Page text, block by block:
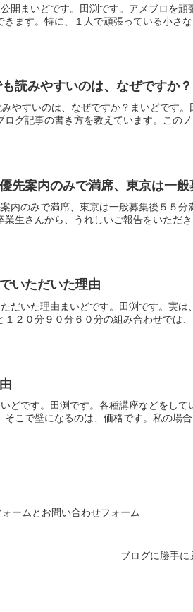
まいどです。田渕です。アメブロを頑
ます。特に、１人で頑張っている小さ
読みやすいのは、なぜですか？
やすいのは、なぜですか？まいどです。
グ記事の書き方を教えています。この
先案内のみで満席、東京は一般
内のみで満席、東京は一般募集後５５分
生さんから、うれしいご報告をいただ
いただいた理由
いた理由まいどです。田渕です。実は
２０分９０分６０分の組み合わせでは
どです。田渕です。各種講座などをして
こで壁になるのは、価格です。私の場
ームとお問い合わせフォーム
ブログに勝手